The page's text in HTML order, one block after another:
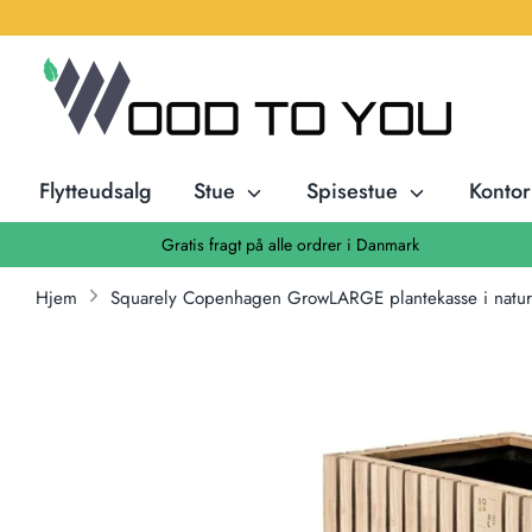
til
indhold
Flytteudsalg Stue Spisestue Kontor
Gratis fragt på alle ordrer i Danmark
Hjem Squarely Copenhagen GrowLARGE plantekasse i